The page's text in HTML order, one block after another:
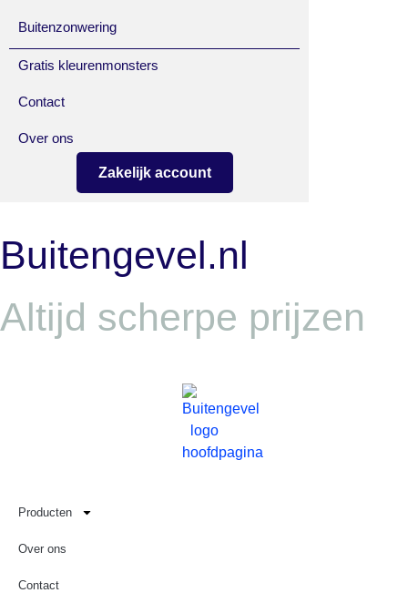
Buitenzonwering
Gratis kleurenmonsters
Contact
Over ons
Zakelijk account
Buitengevel.nl
Altijd scherpe prijzen
Producten
Over ons
Contact